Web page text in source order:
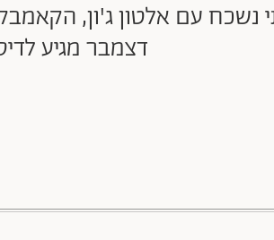
נשכח עם אלטון ג'ון,
דצמבר מגיע